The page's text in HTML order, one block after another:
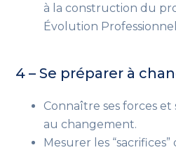
à la construction du
Évolution
4 – Se préparer à
Connaître ses forces et
au changement.
Mesurer les